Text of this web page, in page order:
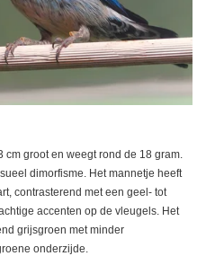
cm groot en weegt rond de 18 gram.
dimorfisme. Het mannetje heeft
contrasterend met een geel- tot
accenten op de vleugels. Het
grijsgroen met minder
onderzijde.